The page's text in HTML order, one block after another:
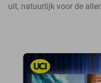
uit, natuurlijk voor de